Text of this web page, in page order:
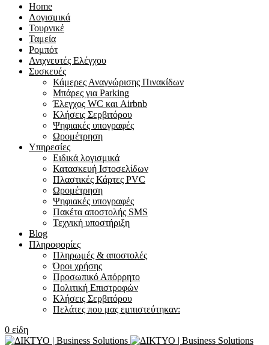
Home
Λογισμικά
Τουρνικέ
Ταμεία
Ρομπότ
Ανιχνευτές Ελέγχου
Συσκευές
Κάμερες Αναγνώρισης Πινακίδων
Μπάρες για Parking
Έλεγχος WC και Airbnb
Κλήσεις Σερβιτόρου
Ψηφιακές υπογραφές
Ωρομέτρηση
Υπηρεσίες
Ειδικά λογισμικά
Κατασκευή Ιστοσελίδων
Πλαστικές Κάρτες PVC
Ωρομέτρηση
Ψηφιακές υπογραφές
Πακέτα αποστολής SMS
Τεχνική υποστήριξη
Blog
Πληροφορίες
Πληρωμές & αποστολές
Όροι χρήσης
Προσωπικό Απόρρητο
Πολιτική Επιστροφών
Κλήσεις Σερβιτόρου
Πελάτες που μας εμπιστεύτηκαν:
0 είδη